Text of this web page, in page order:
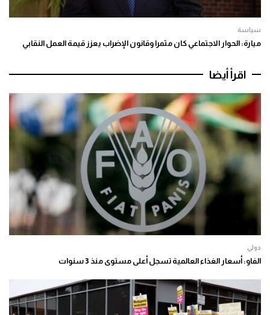
سياسة
ميارة: الحوار الاجتماعي كان مثمرا وقانون الإضراب يعزز قيمة العمل النقابي
اقرأ أيضا
دولي
الفاو: أسعار الغذاء العالمية تسجل أعلى مستوى منذ 3 سنوات